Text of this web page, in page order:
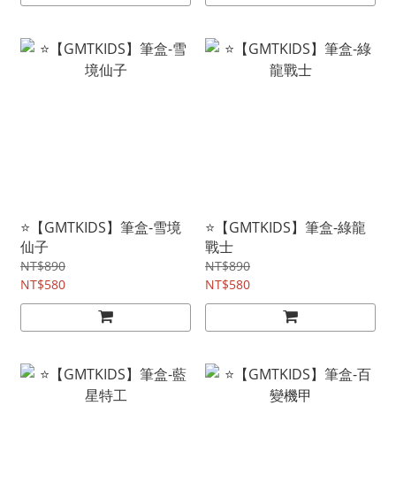
⭐【GMTKIDS】筆盒-雪境
仙子
NT$890
NT$580
⭐【GMTKIDS】筆盒-綠龍
戰士
NT$890
NT$580